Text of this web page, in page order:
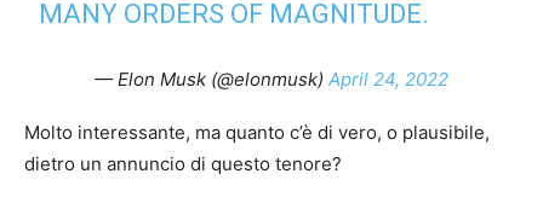
MANY ORDERS OF MAGNITUDE.
— Elon Musk (@elonmusk) April 24, 2022
Molto interessante, ma quanto c’è di vero, o plausibile,
dietro un annuncio di questo tenore?